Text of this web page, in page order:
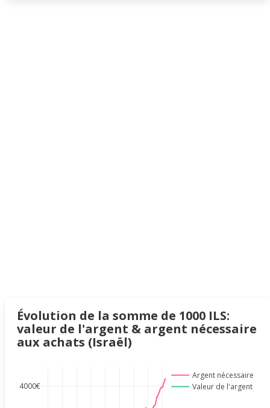
Évolution de la somme de 1000 ILS:
valeur de l'argent & argent nécessaire
aux achats (Israël)
4000€
Argent nécessaire
Valeur de l'argent